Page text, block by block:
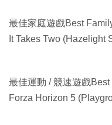
最佳家庭遊戲Best
It Takes Two (Hazelight
最佳運動 / 競速遊戲
Forza Horizon 5